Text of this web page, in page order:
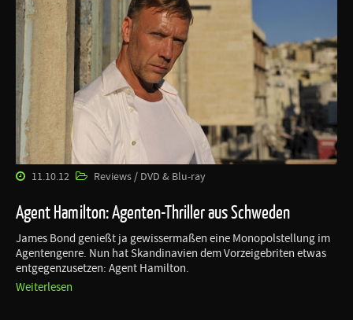
11.10.12 Reviews / DVD & Blu-ray
Agent Hamilton: Agenten-Thriller aus Schweden
James Bond genießt ja gewissermaßen eine Monopolstellung im
Agentengenre. Nun hat Skandinavien dem Vorzeigebriten etwas
entgegenzusetzen: Agent Hamilton.
Weiterlesen